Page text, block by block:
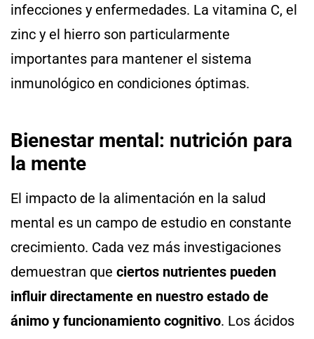
infecciones y enfermedades. La vitamina C, el
zinc y el hierro son particularmente
importantes para mantener el sistema
inmunológico en condiciones óptimas.
Bienestar mental: nutrición para
la mente
El impacto de la alimentación en la salud
mental es un campo de estudio en constante
crecimiento. Cada vez más investigaciones
demuestran que ciertos nutrientes pueden
influir directamente en nuestro estado de
ánimo y funcionamiento cognitivo. Los ácidos